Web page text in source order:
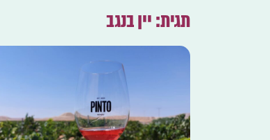
תגית: יין בנגב